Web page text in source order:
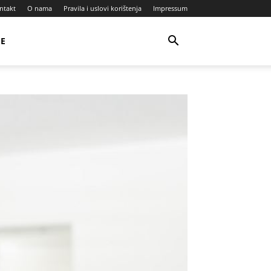
O nama Pravila i uslovi korištenja Impressum